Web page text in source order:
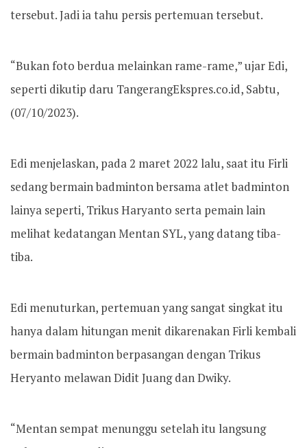
tersebut. Jadi ia tahu persis pertemuan tersebut.
“Bukan foto berdua melainkan rame-rame,” ujar Edi,
seperti dikutip daru TangerangEkspres.co.id, Sabtu,
(07/10/2023).
Edi menjelaskan, pada 2 maret 2022 lalu, saat itu Firli
sedang bermain badminton bersama atlet badminton
lainya seperti, Trikus Haryanto serta pemain lain
melihat kedatangan Mentan SYL, yang datang tiba-
tiba.
Edi menuturkan, pertemuan yang sangat singkat itu
hanya dalam hitungan menit dikarenakan Firli kembali
bermain badminton berpasangan dengan Trikus
Heryanto melawan Didit Juang dan Dwiky.
“Mentan sempat menunggu setelah itu langsung